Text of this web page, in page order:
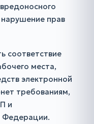
прав
соответствие
места,
электронной
требованиям,
и
Федерации.